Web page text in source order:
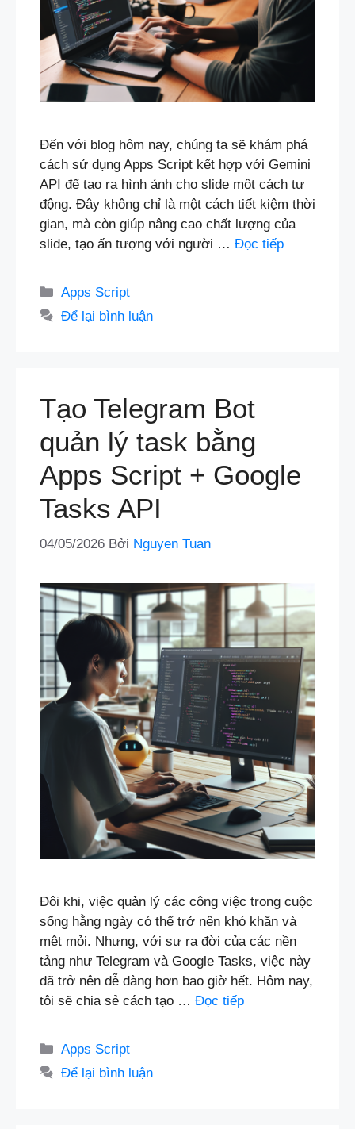
Đến với blog hôm nay, chúng ta sẽ khám phá
cách sử dụng Apps Script kết hợp với Gemini
API để tạo ra hình ảnh cho slide một cách tự
động. Đây không chỉ là một cách tiết kiệm thời
gian, mà còn giúp nâng cao chất lượng của
slide, tạo ấn tượng với người … Đọc tiếp
Danh
mục
Apps Script
Để lại bình luận
Tạo Telegram Bot
quản lý task bằng
Apps Script + Google
Tasks API
04/05/2026 Bởi Nguyen Tuan
Đôi khi, việc quản lý các công việc trong cuộc
sống hằng ngày có thể trở nên khó khăn và
mệt mỏi. Nhưng, với sự ra đời của các nền
tảng như Telegram và Google Tasks, việc này
đã trở nên dễ dàng hơn bao giờ hết. Hôm nay,
tôi sẽ chia sẻ cách tạo … Đọc tiếp
Danh
mục
Apps Script
Để lại bình luận